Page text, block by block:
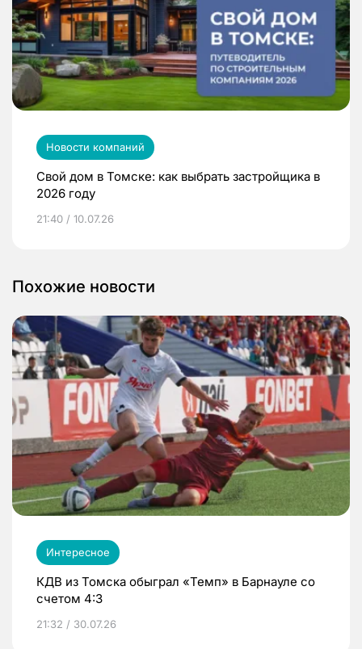
Новости компаний
Свой дом в Томске: как выбрать застройщика в
2026 году
21:40 / 10.07.26
Похожие новости
Интересное
КДВ из Томска обыграл «Темп» в Барнауле со
счетом 4:3
21:32 / 30.07.26